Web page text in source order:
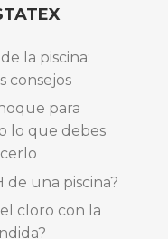
la piscina:
consejos
para
lo que debes
de una piscina?
cloro con la